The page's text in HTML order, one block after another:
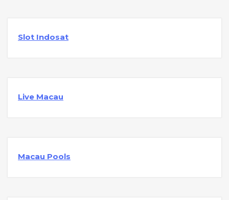
Slot Indosat
Live Macau
Macau Pools